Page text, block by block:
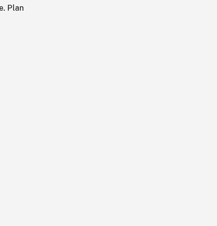
Plan